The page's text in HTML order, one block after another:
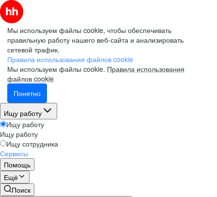
Мы используем файлы cookie, чтобы обеспечивать
правильную работу нашего веб-сайта и анализировать
сетевой трафик.
Правила использования файлов cookie
Мы используем файлы cookie. Правила использования
файлов cookie
Понятно
Ищу работу
Ищу работу
Ищу работу
Ищу сотрудника
Сервисы
Помощь
Ещё
Поиск